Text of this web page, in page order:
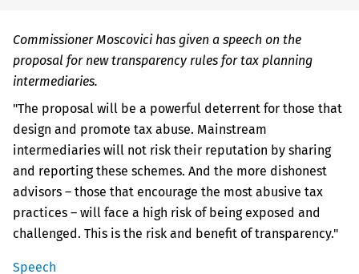
Commissioner Moscovici has given a speech on the
proposal for new transparency rules for tax planning
intermediaries.
"The proposal will be a powerful deterrent for those that
design and promote tax abuse. Mainstream
intermediaries will not risk their reputation by sharing
and reporting these schemes. And the more dishonest
advisors – those that encourage the most abusive tax
practices – will face a high risk of being exposed and
challenged. This is the risk and benefit of transparency."
Speech